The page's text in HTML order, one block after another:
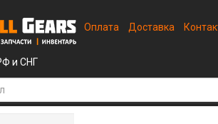
и СНГ
Оплата Доставка